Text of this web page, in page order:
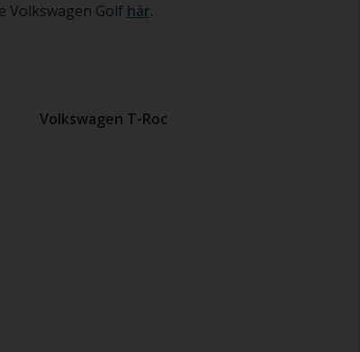
Volkswagen Golf här.
Volkswagen T-Roc